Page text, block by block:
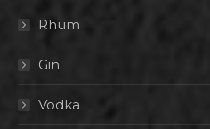
Rhum
Gin
Vodka